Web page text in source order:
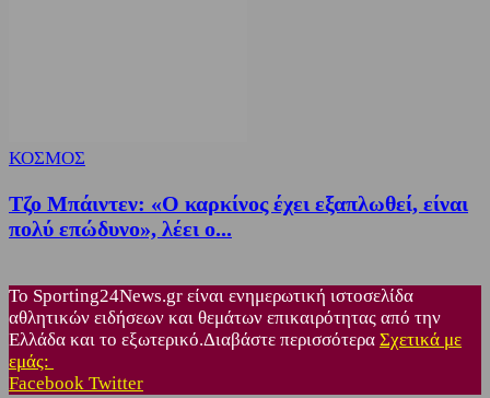
ΚΟΣΜΟΣ
Τζο Μπάιντεν: «Ο καρκίνος έχει εξαπλωθεί, είναι
πολύ επώδυνο», λέει ο...
Το Sporting24News.gr είναι ενημερωτική ιστοσελίδα
αθλητικών ειδήσεων και θεμάτων επικαιρότητας από την
Ελλάδα και το εξωτερικό.Διαβάστε περισσότερα Σχετικά με
εμάς:
Facebook Twitter